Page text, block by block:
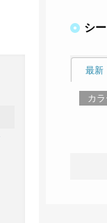
シ
最新
カ